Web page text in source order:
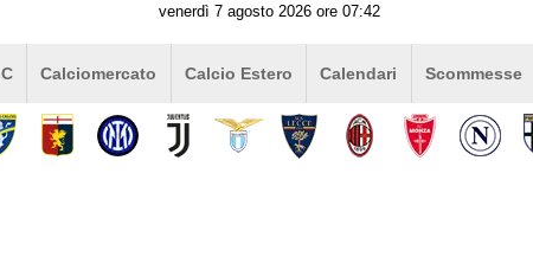
venerdì 7 agosto 2026 ore 07:42
Calciomercato Calcio Estero Calendari Scommesse